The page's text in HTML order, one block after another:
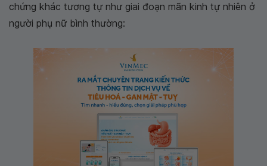
chứng khác tương tự như giai đoạn mãn kinh tự nhiên ở
người phụ nữ bình thường: